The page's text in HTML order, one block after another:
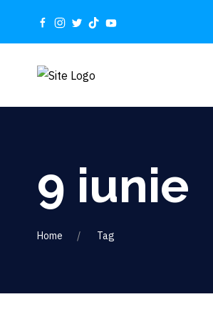
9 iunie
Home Tag